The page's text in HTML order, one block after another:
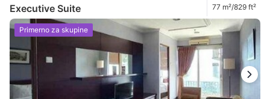
Executive Suite 77 m²/829 ft²
Primerno za skupine